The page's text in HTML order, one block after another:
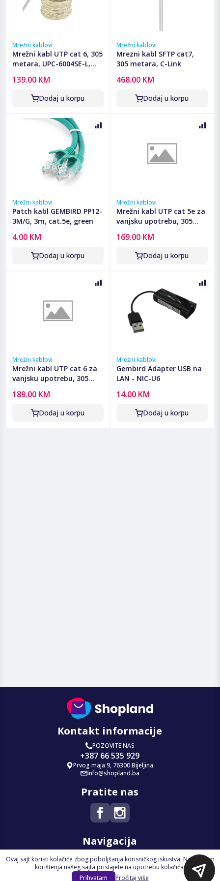
Mrežni kablovi
Mrežni kabl UTP cat 6, 305
metara, UPC-6004SE-L,
GEMBIRD
139.00 KM
Dodaj u korpu
Mrežni kablovi
Mrezni kabl SFTP cat7,
305 metara, C-Link
468.00 KM
Dodaj u korpu
Mrežni kablovi
Patch kabl GEMBIRD PP12-
3M/G, 3m, cat.5e, green
4.00 KM
Dodaj u korpu
Mrežni kablovi
Mrežni kabl UTP cat 5e za
vanjsku upotrebu, 305
169.00 KM
Dodaj u korpu
Mrežni kablovi
Mrežni kabl UTP cat 6 za
vanjsku upotrebu, 305
189.00 KM
Dodaj u korpu
Mrežni kablovi
Gembird Adapter USB na
LAN - NIC-U6
14.00 KM
Dodaj u korpu
Kontakt informacije
POZOVITE NAS
+387 66 535 929
Prvog maja 9, 76300 Bijeljina
info@shopland.ba
Pratite nas
Navigacija
Početna
Na Akciji
Ovaj sajt koristi kolačiće zbog poboljšanja korisničkog iskustva. Nastavkom
korištenja našeg sajta pristajete na upotrebu kolačića.
Prihvatam
Pročitaj više